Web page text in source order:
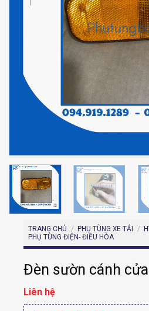
TRANG CHỦ / PHỤ TÙNG XE TẢI /
PHỤ TÙNG ĐIỆN- ĐIỀU HÒA
Đèn sườn cánh
Liên hệ